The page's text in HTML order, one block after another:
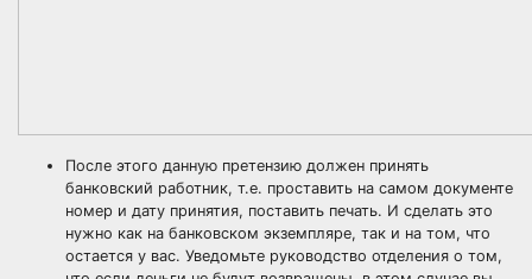
После этого данную претензию должен принять
банковский работник, т.е. проставить на самом документе
номер и дату принятия, поставить печать. И сделать это
нужно как на банковском экземпляре, так и на том, что
остается у вас. Уведомьте руководство отделения о том,